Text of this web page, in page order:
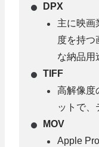
DPX
主に映画
度を持つ
な納品用
TIFF
高解像度
ットで、
MOV
Apple